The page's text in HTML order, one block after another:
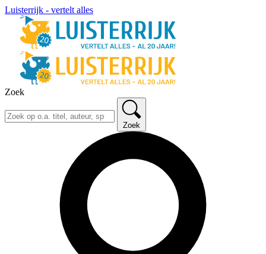
Luisterrijk - vertelt alles
Zoek
Zoek